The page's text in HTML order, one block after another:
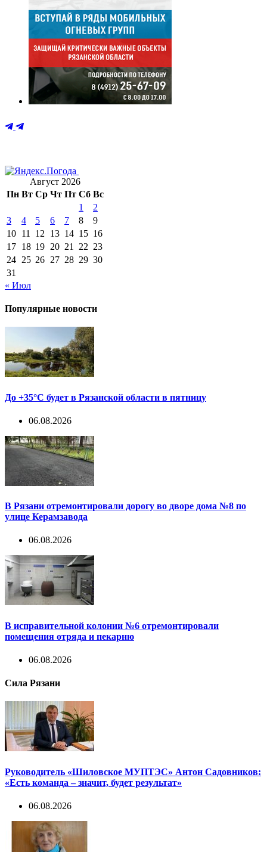
Август 2026
Пн Вт Ср Чт Пт Сб Вс
1
2
3
4 5 6 7 8
9
10 11 12 13 14 15 16
17 18 19 20 21 22 23
24 25 26 27 28 29 30
31
« Июл
Популярные новости
До +35°С будет в Рязанской области в пятницу
06.08.2026
В Рязани отремонтировали дорогу во дворе дома №8 по
улице Керамзавода
06.08.2026
В исправительной колонии №6 отремонтировали
помещения отряда и пекарню
06.08.2026
Сила Рязани
Руководитель «Шиловское МУПТЭС» Антон Садовников:
«Есть команда – значит, будет результат»
06.08.2026